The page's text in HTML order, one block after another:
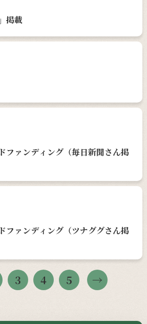
掲載
ファンディング（毎日新聞さん掲
ファンディング（ツナググさん掲
3 4 5